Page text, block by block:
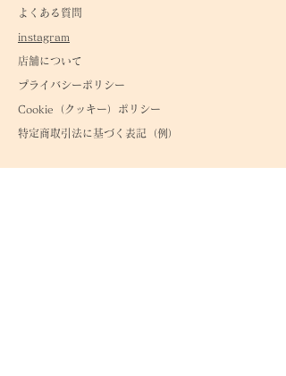
よくある質問
instagram
店舗について
プライバシーポリシー
Cookie（クッキー）ポリシー
特定商取引法に基づく表記（例）